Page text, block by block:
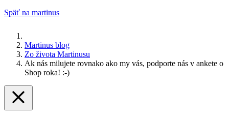
Späť na martinus
Martinus blog
Zo života Martinusu
Ak nás milujete rovnako ako my vás, podporte nás v ankete o
Shop roka! :-)